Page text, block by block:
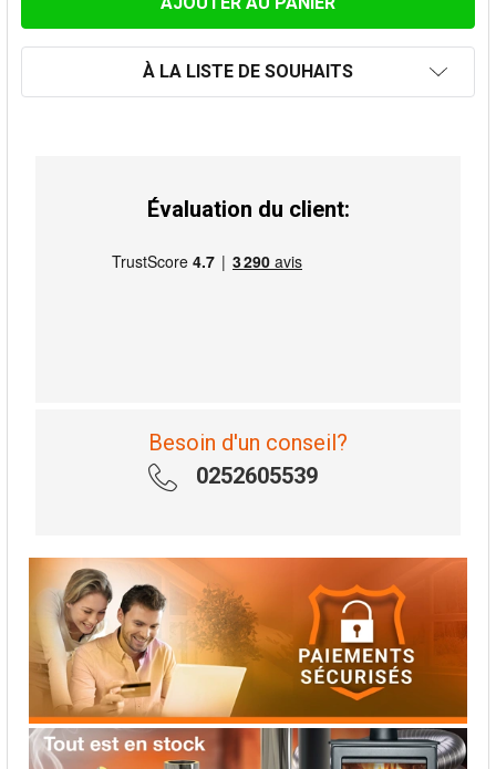
À LA LISTE DE SOUHAITS
Évaluation du client:
Besoin d'un conseil?
0252605539